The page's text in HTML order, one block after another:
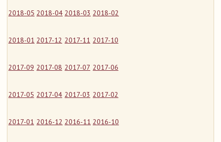
2018-05 2018-04 2018-03 2018-02
2018-01 2017-12 2017-11 2017-10
2017-09 2017-08 2017-07 2017-06
2017-05 2017-04 2017-03 2017-02
2017-01 2016-12 2016-11 2016-10